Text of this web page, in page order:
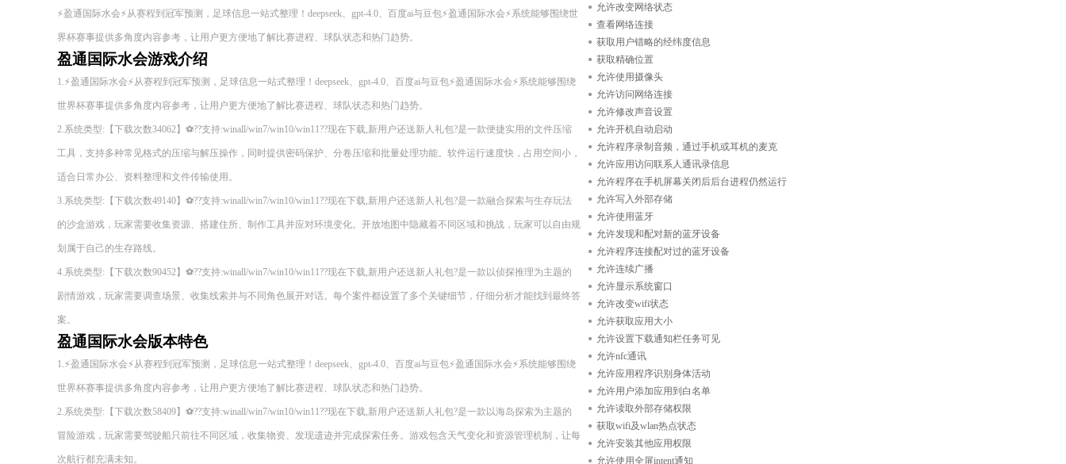
⚡盈通国际水会⚡从赛程到冠军预测，足球信息一站式整理！deepseek、gpt-4.0、百度ai与豆包⚡盈通国际水会⚡系统能够围绕世
界杯赛事提供多角度内容参考，让用户更方便地了解比赛进程、球队状态和热门趋势。
盈通国际水会游戏介绍
1.⚡盈通国际水会⚡从赛程到冠军预测，足球信息一站式整理！deepseek、gpt-4.0、百度ai与豆包⚡盈通国际水会⚡系统能够围绕
世界杯赛事提供多角度内容参考，让用户更方便地了解比赛进程、球队状态和热门趋势。
2.系统类型:【下载次数34062】⚽??支持:winall/win7/win10/win11??现在下载,新用户还送新人礼包?是一款便捷实用的文件压缩
工具，支持多种常见格式的压缩与解压操作，同时提供密码保护、分卷压缩和批量处理功能。软件运行速度快，占用空间小，
适合日常办公、资料整理和文件传输使用。
3.系统类型:【下载次数49140】⚽??支持:winall/win7/win10/win11??现在下载,新用户还送新人礼包?是一款融合探索与生存玩法
的沙盒游戏，玩家需要收集资源、搭建住所、制作工具并应对环境变化。开放地图中隐藏着不同区域和挑战，玩家可以自由规
划属于自己的生存路线。
4.系统类型:【下载次数90452】⚽??支持:winall/win7/win10/win11??现在下载,新用户还送新人礼包?是一款以侦探推理为主题的
剧情游戏，玩家需要调查场景、收集线索并与不同角色展开对话。每个案件都设置了多个关键细节，仔细分析才能找到最终答
案。
盈通国际水会版本特色
1.⚡盈通国际水会⚡从赛程到冠军预测，足球信息一站式整理！deepseek、gpt-4.0、百度ai与豆包⚡盈通国际水会⚡系统能够围绕
世界杯赛事提供多角度内容参考，让用户更方便地了解比赛进程、球队状态和热门趋势。
2.系统类型:【下载次数58409】⚽??支持:winall/win7/win10/win11??现在下载,新用户还送新人礼包?是一款以海岛探索为主题的
冒险游戏，玩家需要驾驶船只前往不同区域，收集物资、发现遗迹并完成探索任务。游戏包含天气变化和资源管理机制，让每
次航行都充满未知。
允许改变网络状态
查看网络连接
获取用户错略的经纬度信息
获取精确位置
允许使用摄像头
允许访问网络连接
允许修改声音设置
允许开机自动启动
允许程序录制音频，通过手机或耳机的麦克
允许应用访问联系人通讯录信息
允许程序在手机屏幕关闭后后台进程仍然运行
允许写入外部存储
允许使用蓝牙
允许发现和配对新的蓝牙设备
允许程序连接配对过的蓝牙设备
允许连续广播
允许显示系统窗口
允许改变wifi状态
允许获取应用大小
允许设置下载通知栏任务可见
允许nfc通讯
允许应用程序识别身体活动
允许用户添加应用到白名单
允许读取外部存储权限
获取wifi及wlan热点状态
允许安装其他应用权限
允许使用全屏intent通知